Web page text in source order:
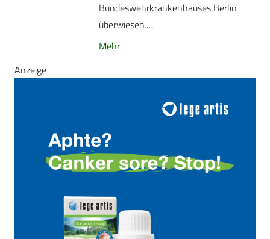
Bundeswehrkrankenhauses Berlin
überwiesen.…
Mehr
Anzeige